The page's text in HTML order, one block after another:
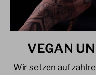
VEGAN
Wir setzen auf